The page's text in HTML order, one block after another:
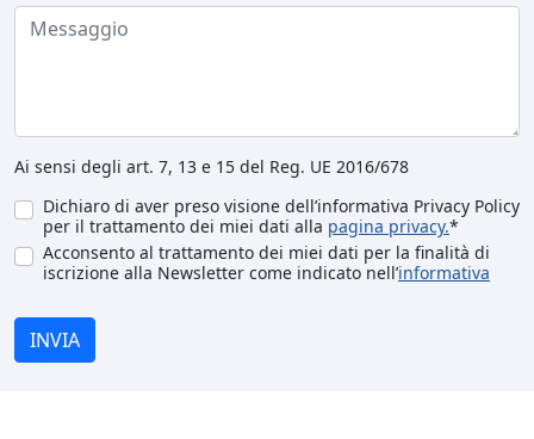
Ai sensi degli art. 7, 13 e 15 del Reg. UE 2016/678
Dichiaro di aver preso visione dell’informativa Privacy Policy
per il trattamento dei miei dati alla pagina privacy.*
Acconsento al trattamento dei miei dati per la finalità di
iscrizione alla Newsletter come indicato nell’informativa
INVIA